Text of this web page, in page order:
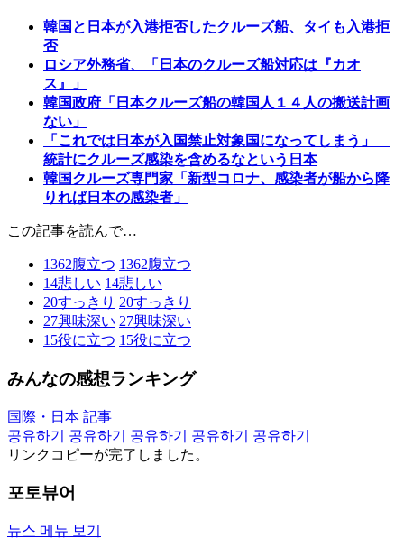
韓国と日本が入港拒否したクルーズ船、タイも入港拒
否
ロシア外務省、「日本のクルーズ船対応は『カオ
ス』」
韓国政府「日本クルーズ船の韓国人１４人の搬送計画
ない」
「これでは日本が入国禁止対象国になってしまう」
統計にクルーズ感染を含めるなという日本
韓国クルーズ専門家「新型コロナ、感染者が船から降
りれば日本の感染者」
この記事を読んで…
1362腹立つ 1362腹立つ
14悲しい 14悲しい
20すっきり 20すっきり
27興味深い 27興味深い
15役に立つ 15役に立つ
みんなの感想ランキング
国際・日本 記事
공유하기
공유하기 공유하기 공유하기
공유하기
リンクコピーが完了しました。
포토뷰어
뉴스 메뉴 보기